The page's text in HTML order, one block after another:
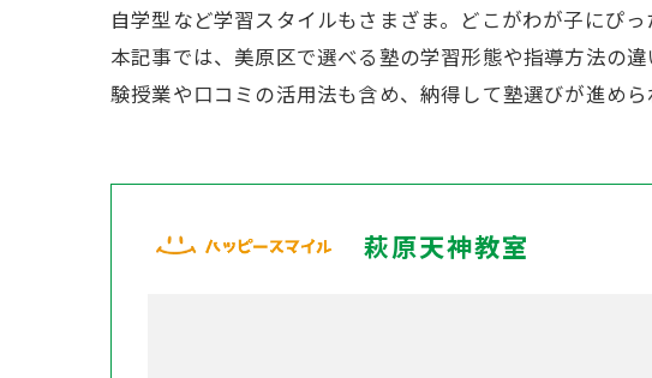
自学型など学習スタイルもさまざま。どこがわが子にぴ
本記事では、美原区で選べる塾の学習形態や指導方法の
験授業や口コミの活用法も含め、納得して塾選びが進めら
萩原天神教室